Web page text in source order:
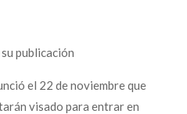
publicación
el 22 de noviembre que
visado para entrar en